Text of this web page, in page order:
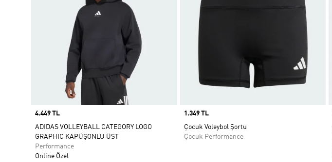
Price
4.449 TL
ADIDAS VOLLEYBALL CATEGORY LOGO
GRAPHIC KAPÜŞONLU ÜST
Performance
Online Özel
Price
1.349 TL
Çocuk Voleybol Şortu
Çocuk Performance